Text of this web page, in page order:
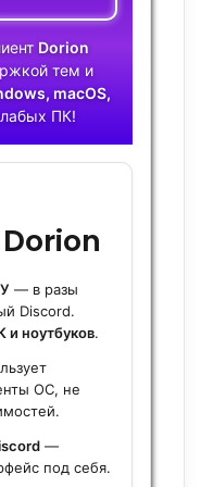
Dorion
тем и
macOS,
ПК!
Dorion
— в разы
Discord.
и ноутбуков.
ОС, не
—
под себя.